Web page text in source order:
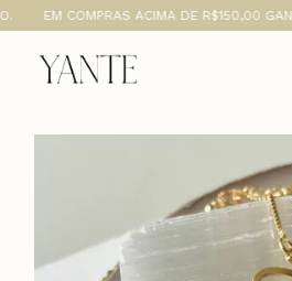
COMPRAS ACIMA DE R$150,00 GANHE